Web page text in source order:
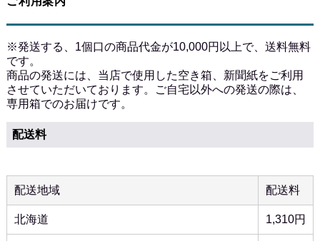
※発送する、1個口の商品代金が10,000円以上で、送料無料
です。
商品の発送には、当店で使用した空き箱、新聞紙をご利用
させていただいております。ご自宅以外への発送の際は、
専用箱でのお届けです。
配送料
配送地域 配送料
北海道 1,310円